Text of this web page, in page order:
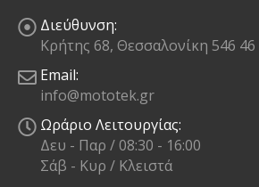
Διεύθυνση:
Κρήτης 68, Θεσσαλονίκη 546 46
Email:
info@mototek.gr
Ωράριο Λειτουργίας:
Δευ - Παρ / 08:30 - 16:00
Σάβ - Κυρ / Κλειστά